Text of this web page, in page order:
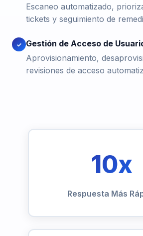
Escaneo automatizado,
tickets y seguimiento de
✓
Gestión de Acceso de
Aprovisionamiento,
revisiones de acceso
10x
Respuesta Más